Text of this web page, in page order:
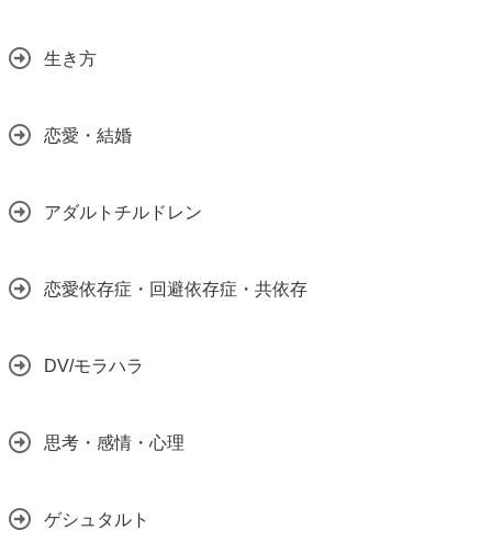
生き方
恋愛・結婚
アダルトチルドレン
恋愛依存症・回避依存症・共依存
DV/モラハラ
思考・感情・心理
ゲシュタルト